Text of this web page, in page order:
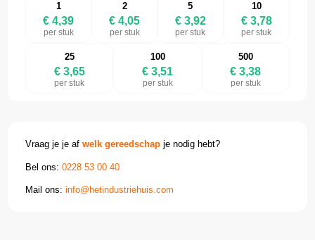
1
€ 4,39
per stuk
2
€ 4,05
per stuk
5
€ 3,92
per stuk
10
€ 3,78
per stuk
25
€ 3,65
per stuk
100
€ 3,51
per stuk
500
€ 3,38
per stuk
Vraag je je afwelk gereedschap je nodig hebt?
Bel ons:0228 53 00 40
Mail ons:info@hetindustriehuis.com